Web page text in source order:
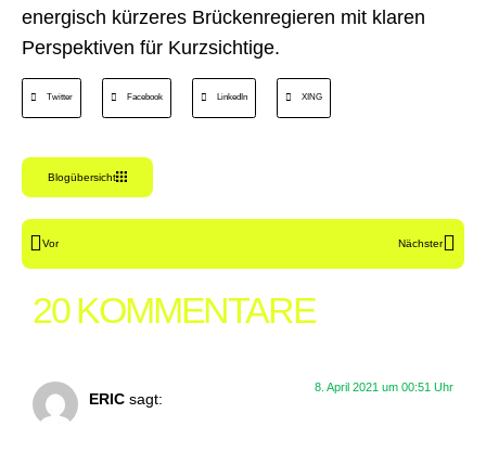
energisch kürzeres Brückenregieren mit klaren
Perspektiven für Kurzsichtige.
Twitter Facebook LinkedIn XING
Blogübersicht
Vor Nächster
20 KOMMENTARE
ERIC sagt:
8. April 2021 um 00:51 Uhr